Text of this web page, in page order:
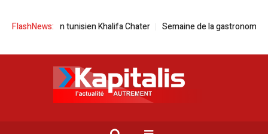
FlashNews:
tunisien Khalifa Chater Semaine de la gastronomie espagnole à